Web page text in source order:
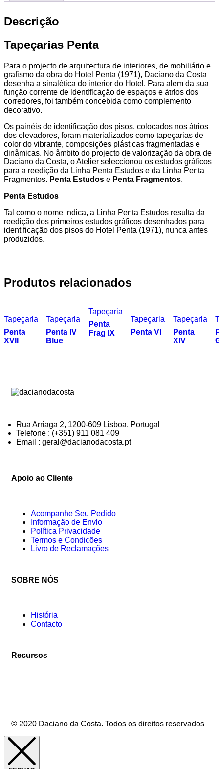
Descrição
Tapeçarias Penta
Para o projecto de arquitectura de interiores, de mobiliário e
grafismo da obra do Hotel Penta (1971), Daciano da Costa
desenha a sinalética do interior do Hotel. Para além da sua
função corrente de identificação de espaços e átrios dos
corredores, foi também concebida como complemento
decorativo.
Os painéis de identificação dos pisos, colocados nos átrios
dos elevadores, foram materializados como tapeçarias de
colorido vibrante, composições plásticas fragmentadas e
dinâmicas. No âmbito do projecto de valorização da obra de
Daciano da Costa, o Atelier seleccionou os estudos gráficos
para a reedição da Linha Penta Estudos e da Linha Penta
Fragmentos. Penta Estudos e Penta Fragmentos.
Penta Estudos
Tal como o nome indica, a Linha Penta Estudos resulta da
reedição dos primeiros estudos gráficos desenhados para
identificação dos pisos do Hotel Penta (1971), nunca antes
produzidos.
Produtos relacionados
Tapeçaria
Penta
XVII
Tapeçaria
Penta IV
Blue
Tapeçaria
Penta
Frag IX
Tapeçaria
Penta VI
Tapeçaria
Penta
XIV
Rua Arriaga 2, 1200-609 Lisboa, Portugal
Telefone : (+351) 911 081 409
Email : geral@dacianodacosta.pt
Apoio ao Cliente
Acompanhe Seu Pedido
Informação de Envio
Política Privacidade
Termos e Condições
Livro de Reclamações
SOBRE NÓS
História
Contacto
Recursos
© 2020 Daciano da Costa. Todos os direitos reservados